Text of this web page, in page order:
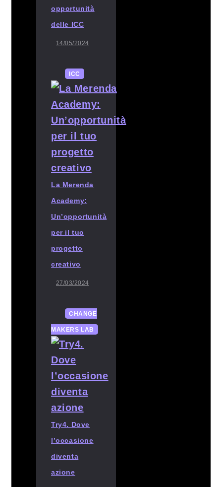
opportunità
delle ICC
14/05/2024
ICC
La Merenda
Academy:
Un’opportunità
per il tuo
progetto
creativo
27/03/2024
CHANGE
MAKERS LAB
Try4. Dove
l’occasione
diventa
azione